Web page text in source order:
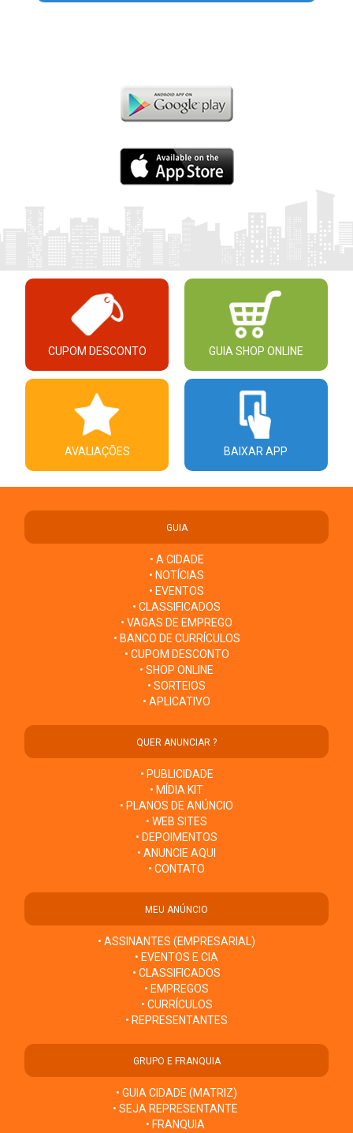
CUPOM DESCONTO GUIA SHOP ONLINE
AVALIAÇÕES BAIXAR APP
GUIA
• A CIDADE
• NOTÍCIAS
• EVENTOS
• CLASSIFICADOS
• VAGAS DE EMPREGO
• BANCO DE CURRÍCULOS
• CUPOM DESCONTO
• SHOP ONLINE
• SORTEIOS
• APLICATIVO
QUER ANUNCIAR ?
• PUBLICIDADE
• MÍDIA KIT
• PLANOS DE ANÚNCIO
• WEB SITES
• DEPOIMENTOS
• ANUNCIE AQUI
• CONTATO
MEU ANÚNCIO
• ASSINANTES (EMPRESARIAL)
• EVENTOS E CIA
• CLASSIFICADOS
• EMPREGOS
• CURRÍCULOS
• REPRESENTANTES
GRUPO E FRANQUIA
• GUIA CIDADE (MATRIZ)
• SEJA REPRESENTANTE
• FRANQUIA